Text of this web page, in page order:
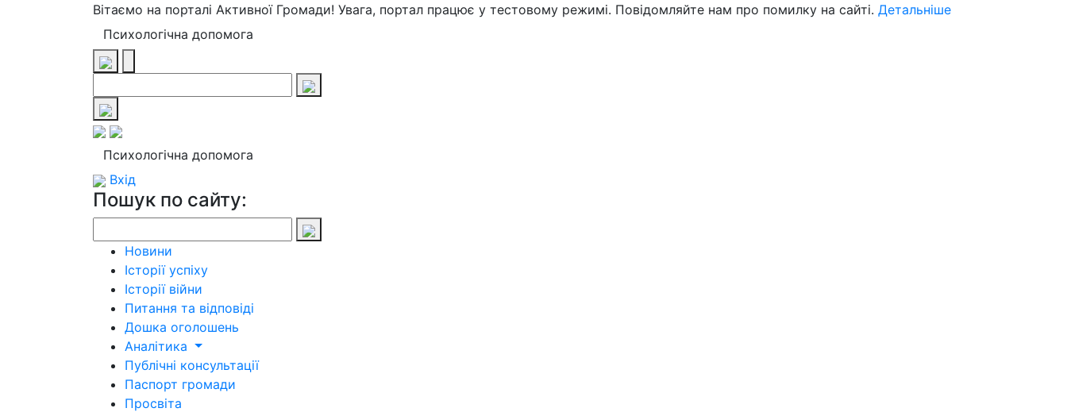
Вітаємо на порталі Активної Громади! Увага, портал працює у тестовому режимі. Повідомляйте нам про помилку на сайті. Детальніше
Психологічна допомога
Психологічна допомога
Вхід
Пошук по сайту:
Новини
Історії успіху
Історії війни
Питання та відповіді
Дошка оголошень
Аналітика
Публічні консультації
Паспорт громади
Просвіта